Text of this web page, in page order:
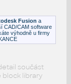
Fusion a
CAD/CAM software
výhodně u firmy
součást
block library